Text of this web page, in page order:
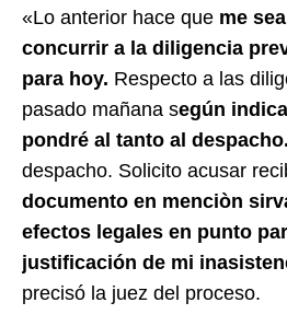
«Lo anterior hace que me
concurrir a la diligencia
para hoy. Respecto a las
pasado mañana según
pondré al tanto al despacho.
despacho. Solicito acusar
documento en menciòn
efectos legales en punto
justificación de mi
precisó la juez del proceso.